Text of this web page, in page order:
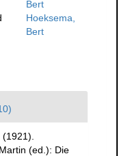
Bert
Hoeksema,
Bert
(ed.): Die